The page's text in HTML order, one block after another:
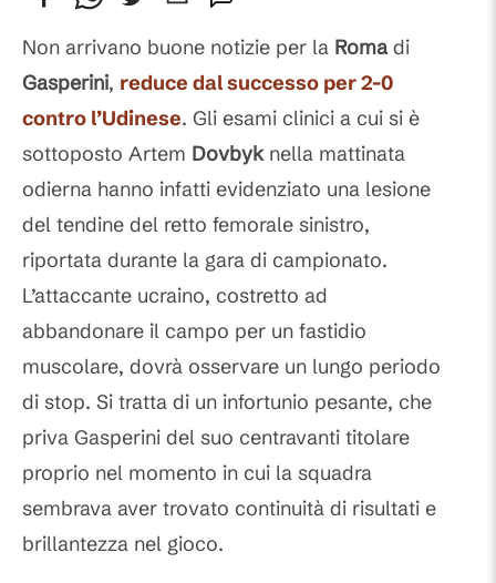
Non arrivano buone notizie per la Roma di
Gasperini, reduce dal successo per 2-0
contro l’Udinese. Gli esami clinici a cui si è
sottoposto Artem Dovbyk nella mattinata
odierna hanno infatti evidenziato una lesione
del tendine del retto femorale sinistro,
riportata durante la gara di campionato.
L’attaccante ucraino, costretto ad
abbandonare il campo per un fastidio
muscolare, dovrà osservare un lungo periodo
di stop. Si tratta di un infortunio pesante, che
priva Gasperini del suo centravanti titolare
proprio nel momento in cui la squadra
sembrava aver trovato continuità di risultati e
brillantezza nel gioco.